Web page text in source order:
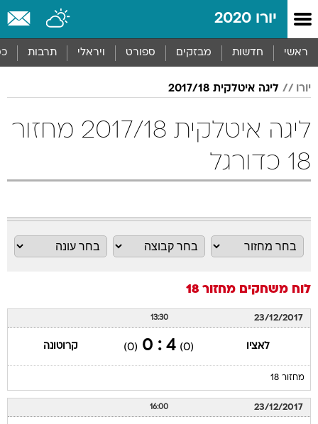
יורו 2020
ראשי חדשות מבזקים ספורט ויראלי תרבות
יורו ליגה איטלקית 2017/18
ליגה איטלקית 2017/18 מחזור
18 כדורגל
לוח משחקים מחזור 18
23/12/2017
13:30
לאציו (0)
4 : 0
(0) קרוטונה
מחזור 18
23/12/2017
16:00